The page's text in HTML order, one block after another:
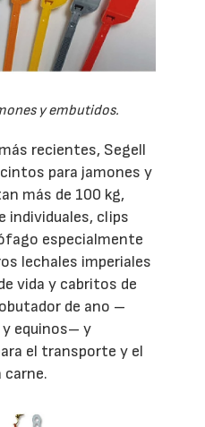
y embutidos.
recientes, Segell
para jamones y
más de 100 kg,
individuales, clips
especialmente
lechales imperiales
vida y cabritos de
de ano –
equinos– y
el transporte y el
carne.